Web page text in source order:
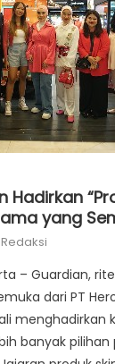
Hadirkan
yang
Author
Redaksi
– Guardian,
dari PT
menghadirkan
banyak